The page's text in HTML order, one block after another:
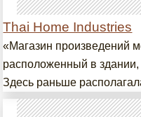
Thai Home Industries
«Магазин произведений
расположенный в
Здесь раньше